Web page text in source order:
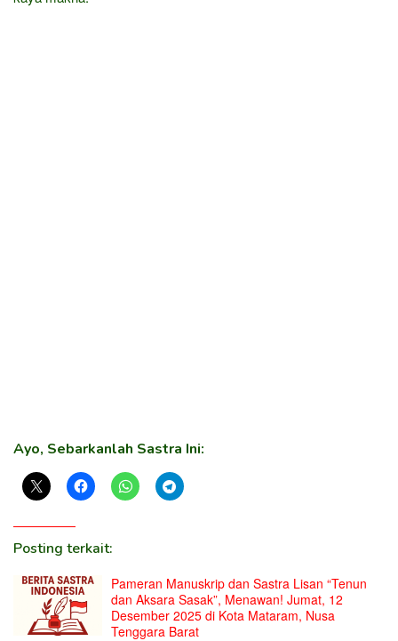
Ayo, Sebarkanlah Sastra Ini:
Posting terkait:
Pameran Manuskrip dan Sastra Lisan “Tenun
dan Aksara Sasak”, Menawan! Jumat, 12
Desember 2025 di Kota Mataram, Nusa
Tenggara Barat